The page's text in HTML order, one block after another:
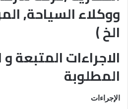
ووكلاء السياحة,
الخ )
الاجراءات المتبعة
المطلوبة
الإجراءات